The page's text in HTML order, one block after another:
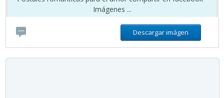
Imágenes ...
Descargar imágen